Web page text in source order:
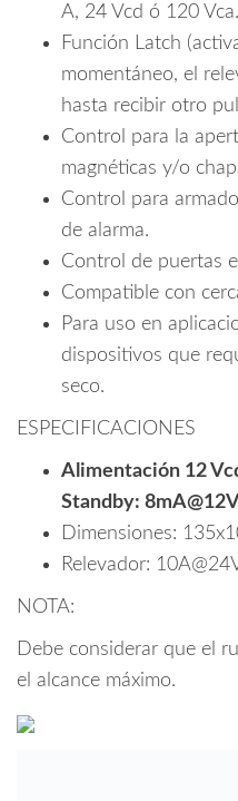
A, 24 Vcd ó 120 Vca.
Función Latch
momentáneo, el
hasta recibir otro
Control para la
magnéticas y/o
Control para
de alarma.
Control de puertas
Compatible con
Para uso en
dispositivos que
seco.
ESPECIFICACIONES
Alimentación 12
Standby:
Dimensiones:
Relevador:
NOTA:
Debe considerar que el
el alcance máximo.